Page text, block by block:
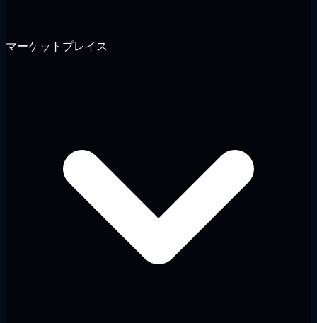
マーケットプレイス